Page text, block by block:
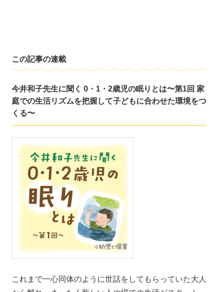
この記事の連載
今井和子先生に聞く 0・1・2歳児の眠りとは〜第1回 家
庭での生活リズムを把握して子どもに合わせた環境をつ
くる〜
これまで一心同体のように世話をしてもらっていた大人